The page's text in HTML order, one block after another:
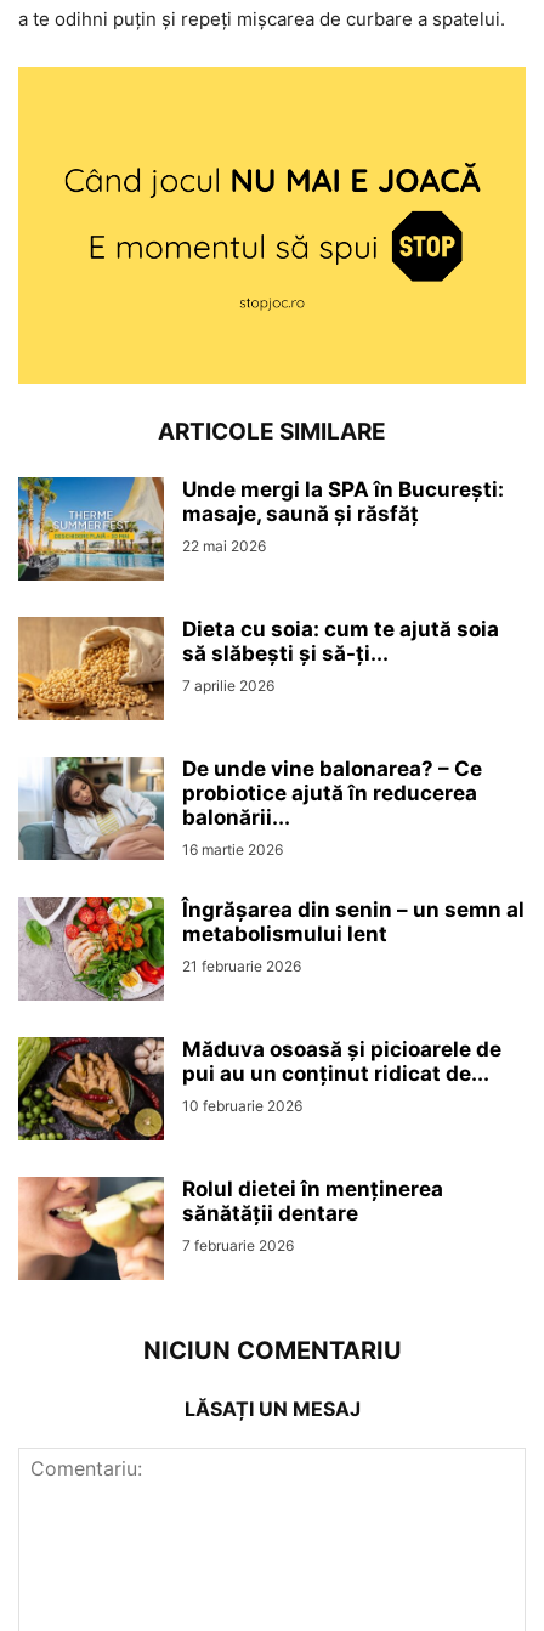
a te odihni puțin și repeți mișcarea de curbare a spatelui.
ARTICOLE SIMILARE
Unde mergi la SPA în București:
masaje, saună și răsfăț
22 mai 2026
Dieta cu soia: cum te ajută soia
să slăbești și să-ți...
7 aprilie 2026
De unde vine balonarea? – Ce
probiotice ajută în reducerea
balonării...
16 martie 2026
Îngrășarea din senin – un semn al
metabolismului lent
21 februarie 2026
Măduva osoasă și picioarele de
pui au un conținut ridicat de...
10 februarie 2026
Rolul dietei în menținerea
sănătății dentare
7 februarie 2026
NICIUN COMENTARIU
LĂSAȚI UN MESAJ